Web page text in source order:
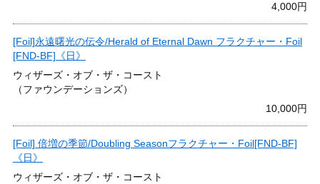
4,000円
[Foil]永遠曙光の伝令/Herald of Eternal Dawn フラクチャー・Foil
[FND-BF]《日》
ウィザーズ・オブ・ザ・コースト
（ファウンデーションズ）
10,000円
[Foil] 倍増の季節/Doubling Seasonフラクチャー・Foil[FND-BF]
《日》
ウィザーズ・オブ・ザ・コースト